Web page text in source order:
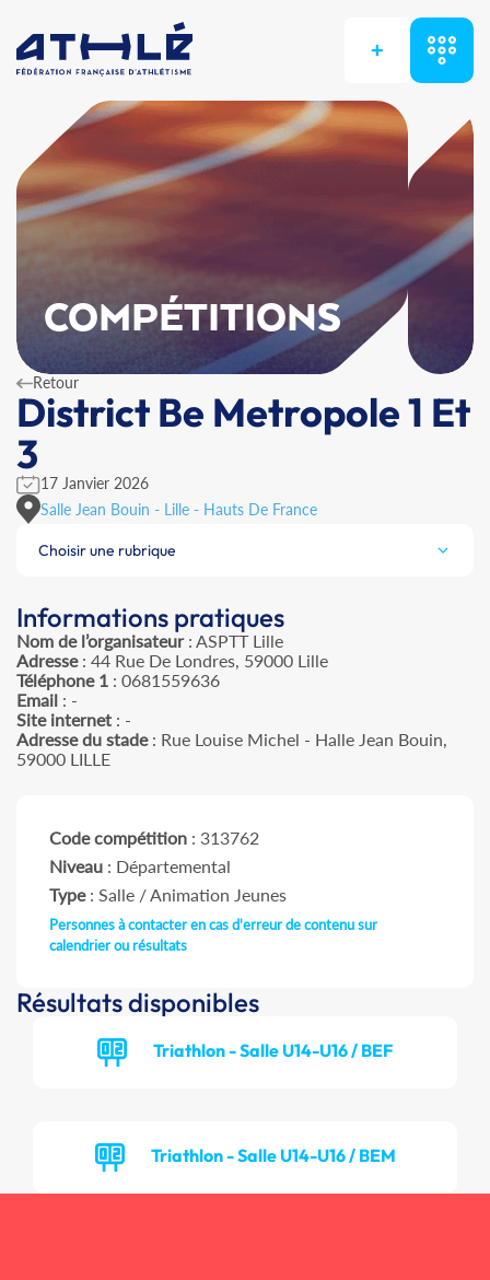
+
COMPÉTITIONS
Retour
District Be Metropole 1 Et
3
17 Janvier 2026
Salle Jean Bouin - Lille - Hauts De France
Choisir une rubrique
Informations pratiques
Nom de l’organisateur: ASPTT Lille
Adresse: 44 Rue De Londres, 59000 Lille
Téléphone 1 : 0681559636
Email : -
Site internet : -
Adresse du stade: Rue Louise Michel - Halle Jean Bouin,
59000 LILLE
Code compétition : 313762
Niveau : Départemental
Type: Salle / Animation Jeunes
Personnes à contacter en cas d'erreur de contenu sur
calendrier ou résultats
Résultats disponibles
Triathlon - Salle U14-U16 / BEF
Triathlon - Salle U14-U16 / BEM